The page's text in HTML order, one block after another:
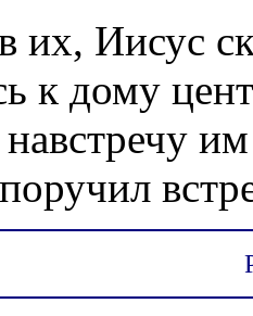
их, Иисус
к дому
навстречу